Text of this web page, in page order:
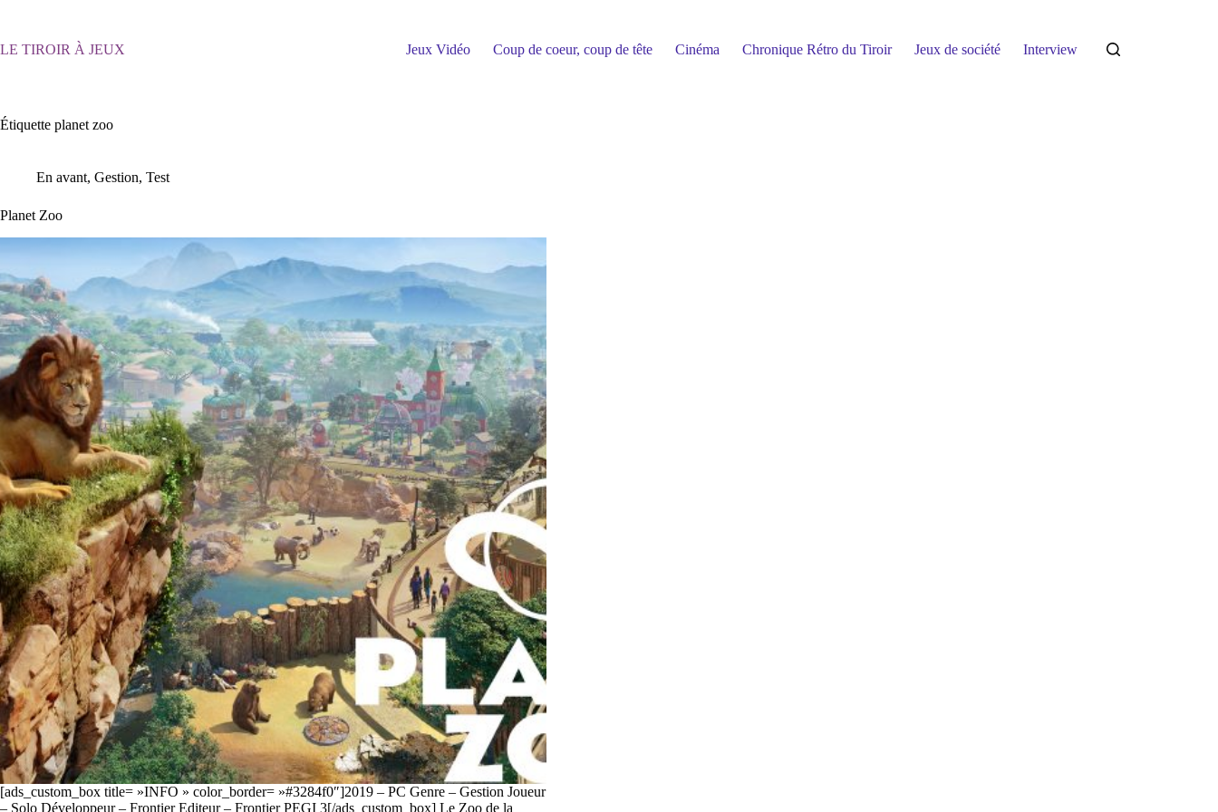
LE TIROIR À JEUX Jeux Vidéo Coup de coeur, coup de tête Cinéma Chronique Rétro du Tiroir Jeux de société Interview
Étiquette planet zoo
En avant, Gestion, Test
Planet Zoo
[ads_custom_box title= »INFO » color_border= »#3284f0″]2019 – PC Genre – Gestion Joueur
– Solo Développeur – Frontier Editeur – Frontier PEGI 3[/ads_custom_box] Le Zoo de la